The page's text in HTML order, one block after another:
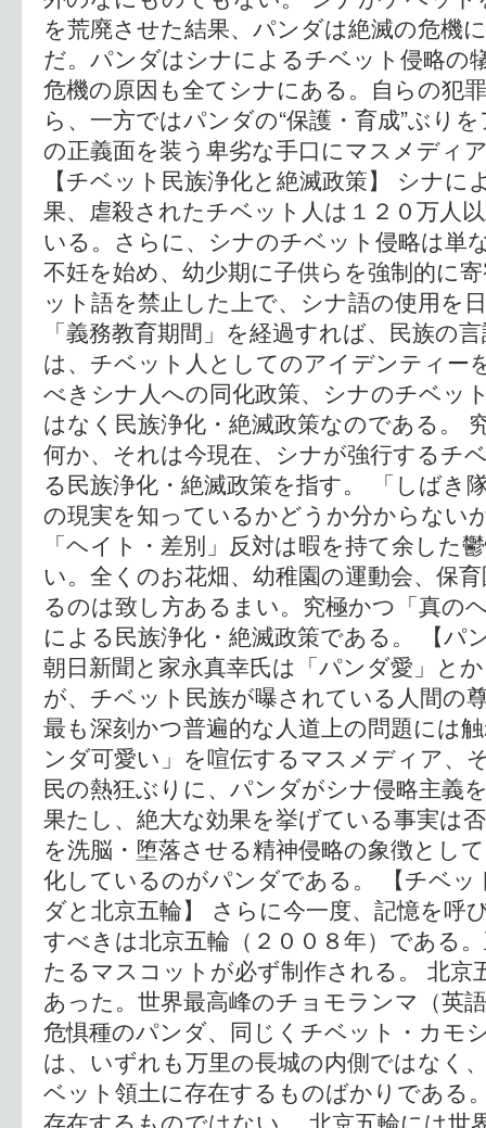
を荒廃させた結果、パンダは絶滅の危機
だ。パンダはシナによるチベット侵略の
危機の原因も全てシナにある。自らの犯
ら、一方ではパンダの“保護・育成”ぶり
の正義面を装う卑劣な手口にマスメディ
【チベット民族浄化と絶滅政策】 シナ
果、虐殺されたチベット人は１２０万人
いる。さらに、シナのチベット侵略は単
不妊を始め、幼少期に子供らを強制的に
ット語を禁止した上で、シナ語の使用を
「義務教育期間」を経過すれば、民族の
は、チベット人としてのアイデンティー
べきシナ人への同化政策、シナのチベッ
はなく民族浄化・絶滅政策なのである。
何か、それは今現在、シナが強行するチ
る民族浄化・絶滅政策を指す。 「しばき
の現実を知っているかどうか分からない
「ヘイト・差別」反対は暇を持て余した
い。全くのお花畑、幼稚園の運動会、保
るのは致し方あるまい。究極かつ「真の
による民族浄化・絶滅政策である。 【パ
朝日新聞と家永真幸氏は「パンダ愛」と
が、チベット民族が曝されている人間の
最も深刻かつ普遍的な人道上の問題には
ンダ可愛い」を喧伝するマスメディア、
民の熱狂ぶりに、パンダがシナ侵略主義
果たし、絶大な効果を挙げている事実は
を洗脳・堕落させる精神侵略の象徴とし
化しているのがパンダである。 【チベ
ダと北京五輪】 さらに今一度、記憶を呼
すべきは北京五輪（２００８年）である
たるマスコットが必ず制作される。 北京
あった。世界最高峰のチョモランマ（英
危惧種のパンダ、同じくチベット・カモ
は、いずれも万里の長城の内側ではなく
ベット領土に存在するものばかりである
存在するものではない。 北京五輪には世